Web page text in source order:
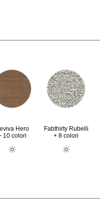
Hero
10 colori
Fabthirty Rubelli
+ 8 colori